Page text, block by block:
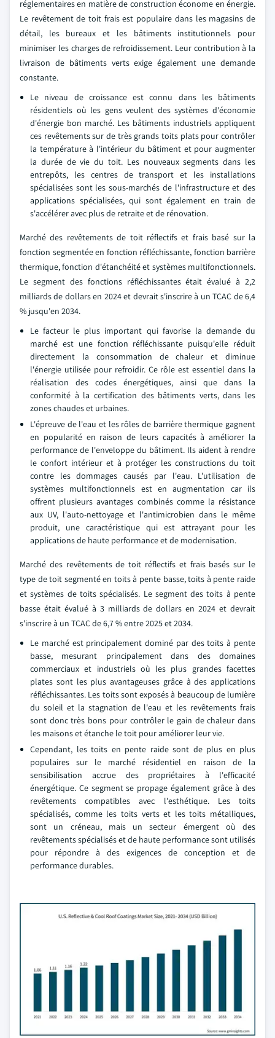
réglementaires en matière de construction économe en énergie.
Le revêtement de toit frais est populaire dans les magasins de
détail, les bureaux et les bâtiments institutionnels pour
minimiser les charges de refroidissement. Leur contribution à la
livraison de bâtiments verts exige également une demande
constante.
Le niveau de croissance est connu dans les bâtiments
résidentiels où les gens veulent des systèmes d'économie
d'énergie bon marché. Les bâtiments industriels appliquent
ces revêtements sur de très grands toits plats pour contrôler
la température à l'intérieur du bâtiment et pour augmenter
la durée de vie du toit. Les nouveaux segments dans les
entrepôts, les centres de transport et les installations
spécialisées sont les sous-marchés de l'infrastructure et des
applications spécialisées, qui sont également en train de
s'accélérer avec plus de retraite et de rénovation.
Marché des revêtements de toit réflectifs et frais basé sur la
fonction segmentée en fonction réfléchissante, fonction barrière
thermique, fonction d'étanchéité et systèmes multifonctionnels.
Le segment des fonctions réfléchissantes était évalué à 2,2
milliards de dollars en 2024 et devrait s'inscrire à un TCAC de 6,4
% jusqu'en 2034.
Le facteur le plus important qui favorise la demande du
marché est une fonction réfléchissante puisqu'elle réduit
directement la consommation de chaleur et diminue
l'énergie utilisée pour refroidir. Ce rôle est essentiel dans la
réalisation des codes énergétiques, ainsi que dans la
conformité à la certification des bâtiments verts, dans les
zones chaudes et urbaines.
L'épreuve de l'eau et les rôles de barrière thermique gagnent
en popularité en raison de leurs capacités à améliorer la
performance de l'enveloppe du bâtiment. Ils aident à rendre
le confort intérieur et à protéger les constructions du toit
contre les dommages causés par l'eau. L'utilisation de
systèmes multifonctionnels est en augmentation car ils
offrent plusieurs avantages combinés comme la résistance
aux UV, l'auto-nettoyage et l'antimicrobien dans le même
produit, une caractéristique qui est attrayant pour les
applications de haute performance et de modernisation.
Marché des revêtements de toit réflectifs et frais basés sur le
type de toit segmenté en toits à pente basse, toits à pente raide
et systèmes de toits spécialisés. Le segment des toits à pente
basse était évalué à 3 milliards de dollars en 2024 et devrait
s'inscrire à un TCAC de 6,7 % entre 2025 et 2034.
Le marché est principalement dominé par des toits à pente
basse, mesurant principalement dans des domaines
commerciaux et industriels où les plus grandes facettes
plates sont les plus avantageuses grâce à des applications
réfléchissantes. Les toits sont exposés à beaucoup de lumière
du soleil et la stagnation de l'eau et les revêtements frais
sont donc très bons pour contrôler le gain de chaleur dans
les maisons et étanche le toit pour améliorer leur vie.
Cependant, les toits en pente raide sont de plus en plus
populaires sur le marché résidentiel en raison de la
sensibilisation accrue des propriétaires à l'efficacité
énergétique. Ce segment se propage également grâce à des
revêtements compatibles avec l'esthétique. Les toits
spécialisés, comme les toits verts et les toits métalliques,
sont un créneau, mais un secteur émergent où des
revêtements spécialisés et de haute performance sont utilisés
pour répondre à des exigences de conception et de
performance durables.